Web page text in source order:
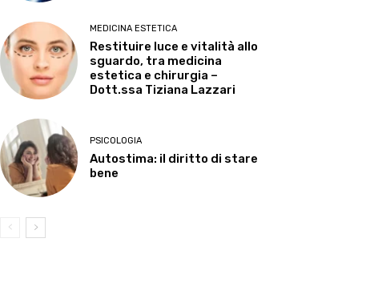
MEDICINA ESTETICA
Restituire luce e vitalità allo
sguardo, tra medicina
estetica e chirurgia –
Dott.ssa Tiziana Lazzari
PSICOLOGIA
Autostima: il diritto di stare
bene